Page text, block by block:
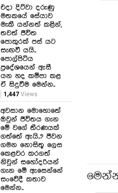
එදා දිට්වා දරුණු
මතකයේ සේයාව
මැකී යන්නත් කළින්,
තවත් ජීවිත
පොකුරක් පස් යට
සැඟවී යයි..
පොල්පිටිය
ප්‍රදේශයෙන් ඇසී
යන හද කම්පා කළ
ඒ සිදුවීම මෙන්න..
1,447Views
අවසාන මොහොතේ
ඔවුන් ජීවිතය ගැන
මේ වගේ තීරණයක්
ගත්තේ ඇයි..? ජීවන
ගමන නොසිතූ ලෙස
කෙළවර කරගත්
නිවුන් සහෝදරියන්
ගැන මේ ඇසෙන්නේ
සංවේදී කතාව
මෙන්න..